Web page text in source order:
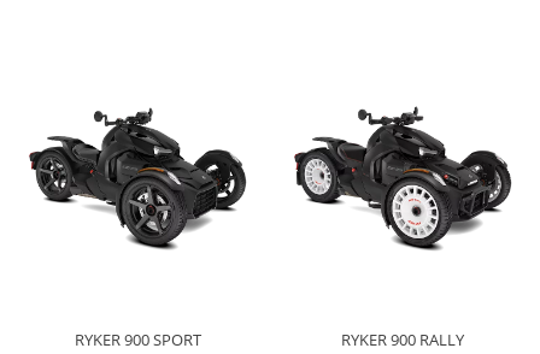
RYKER 900 SPORT RYKER 900 RALLY